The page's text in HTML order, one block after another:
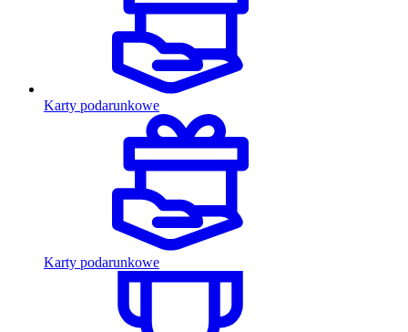
Karty podarunkowe
Karty podarunkowe